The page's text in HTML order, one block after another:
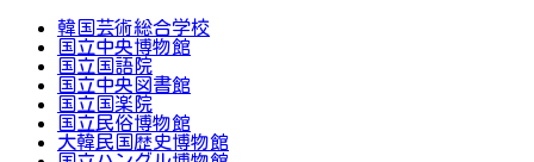
韓国芸術総合学校
国立中央博物館
国立国語院
国立中央図書館
国立国楽院
国立民俗博物館
大韓民国歴史博物館